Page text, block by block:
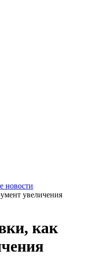
новости
увеличения
как